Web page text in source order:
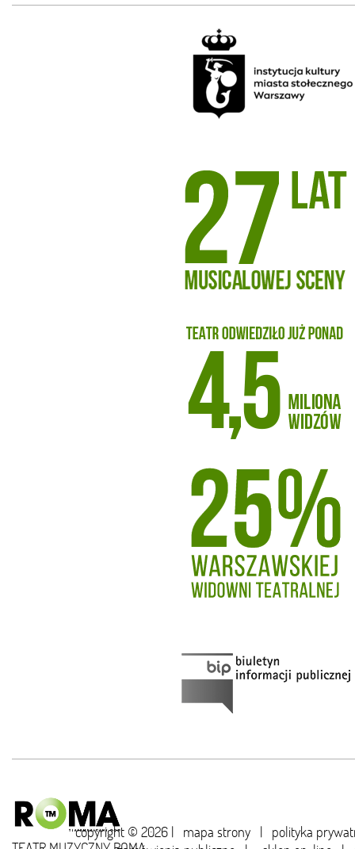
copyright © 2026 | mapa strony | polityka